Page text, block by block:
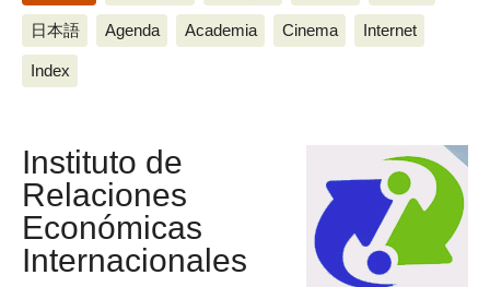
日本語 Agenda Academia Cinema Internet
Index
Instituto de
Relaciones
Económicas
Internacionales